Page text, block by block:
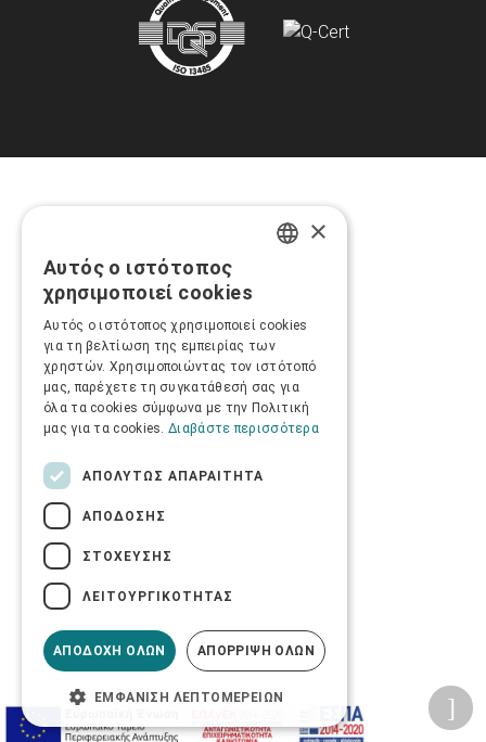
×
Αυτός ο ιστότοπος
χρησιμοποιεί cookies
Αυτός ο ιστότοπος χρησιμοποιεί cookies
για τη βελτίωση της εμπειρίας των
χρηστών. Χρησιμοποιώντας τον ιστότοπό
μας, παρέχετε τη συγκατάθεσή σας για
όλα τα cookies σύμφωνα με την Πολιτική
μας για τα cookies. Διαβάστε περισσότερα
ΑΠΟΛΎΤΩΣ ΑΠΑΡΑΊΤΗΤΑ
ΑΠΌΔΟΣΗΣ
ΣΤΌΧΕΥΣΗΣ
ΛΕΙΤΟΥΡΓΙΚΌΤΗΤΑΣ
ΑΠΟΔΟΧΉ ΌΛΩΝ ΑΠΌΡΡΙΨΗ ΌΛΩΝ
ΕΜΦΆΝΙΣΗ ΛΕΠΤΟΜΕΡΕΙΏΝ